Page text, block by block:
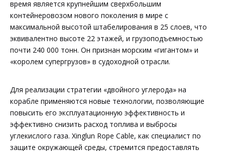
время является крупнейшим сверхбольшим
контейнеровозом нового поколения в мире с
максимальной высотой штабелирования в 25 слоев, что
эквивалентно высоте 22 этажей, и грузоподъемностью
почти 240 000 тонн. Он признан морским «гигантом» и
«королем супергрузов» в судоходной отрасли.
Для реализации стратегии «двойного углерода» на
корабле применяются новые технологии, позволяющие
повысить его эксплуатационную эффективность и
эффективно снизить расход топлива и выбросы
углекислого газа. Xinglun Rope Cable, как специалист по
защите окружающей среды, стремится предоставлять